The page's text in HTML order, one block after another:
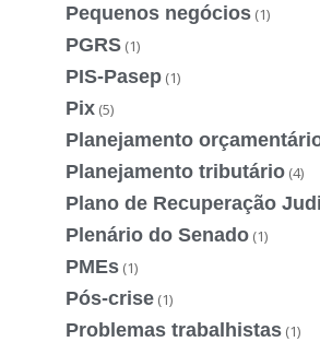
Pequenos negócios (1)
PGRS (1)
PIS-Pasep (1)
Pix (5)
Planejamento
Planejamento tributário (4)
Plano de Recuperação
Plenário do Senado (1)
PMEs (1)
Pós-crise (1)
Problemas trabalhistas (1)